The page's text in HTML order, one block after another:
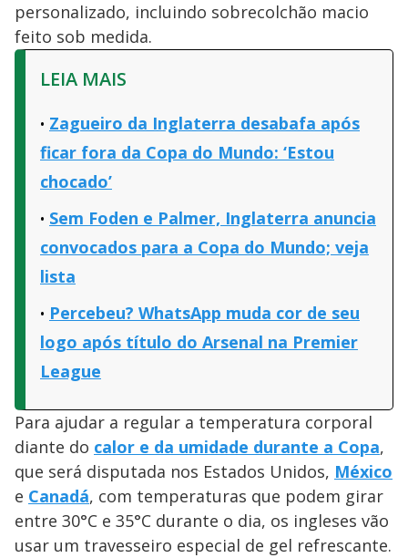
personalizado, incluindo sobrecolchão macio
feito sob medida.
LEIA MAIS
Zagueiro da Inglaterra desabafa após
ficar fora da Copa do Mundo: ‘Estou
chocado’
Sem Foden e Palmer, Inglaterra anuncia
convocados para a Copa do Mundo; veja
lista
Percebeu? WhatsApp muda cor de seu
logo após título do Arsenal na Premier
League
Para ajudar a regular a temperatura corporal
diante do calor e da umidade durante a Copa,
que será disputada nos Estados Unidos, México
e Canadá, com temperaturas que podem girar
entre 30°C e 35°C durante o dia, os ingleses vão
usar um travesseiro especial de gel refrescante.